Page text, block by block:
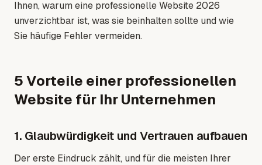
Ihnen, warum eine professionelle Website 2026
unverzichtbar ist, was sie beinhalten sollte und wie
Sie häufige Fehler vermeiden.
5 Vorteile einer professionellen
Website für Ihr Unternehmen
1. Glaubwürdigkeit und Vertrauen aufbauen
Der erste Eindruck zählt, und für die meisten Ihrer